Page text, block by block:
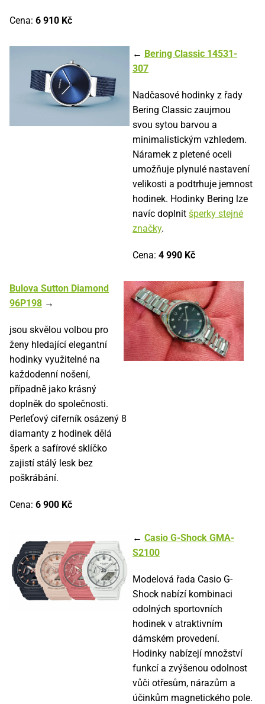
Cena: 6 910 Kč
← Bering Classic 14531-
307
Nadčasové hodinky z řady
Bering Classic zaujmou
svou sytou barvou a
minimalistickým vzhledem.
Náramek z pletené oceli
umožňuje plynulé nastavení
velikosti a podtrhuje jemnost
hodinek. Hodinky Bering lze
navíc doplnit šperky stejné
značky.
Cena: 4 990 Kč
Bulova Sutton Diamond
96P198 →
jsou skvělou volbou pro
ženy hledající elegantní
hodinky využitelné na
každodenní nošení,
případně jako krásný
doplněk do společnosti.
Perleťový ciferník osázený 8
diamanty z hodinek dělá
šperk a safírové sklíčko
zajistí stálý lesk bez
poškrábání.
Cena: 6 900 Kč
← Casio G-Shock GMA-
S2100
Modelová řada Casio G-
Shock nabízí kombinaci
odolných sportovních
hodinek v atraktivním
dámském provedení.
Hodinky nabízejí množství
funkcí a zvýšenou odolnost
vůči otřesům, nárazům a
účinkům magnetického pole.